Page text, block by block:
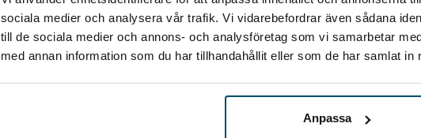
sociala medier och analysera vår trafik. Vi vidarebefordrar även sådana
till de sociala medier och annons- och analysföretag som vi samarbetar
med annan information som du har tillhandahållit eller som de har samlat in
Anpassa
Privatleasing
Inkl. moms
2 895 kr/mån
Företagsleasing
Exkl. moms
2 583 kr/mån
Privatleasing
Inkl. moms
3 089 kr/